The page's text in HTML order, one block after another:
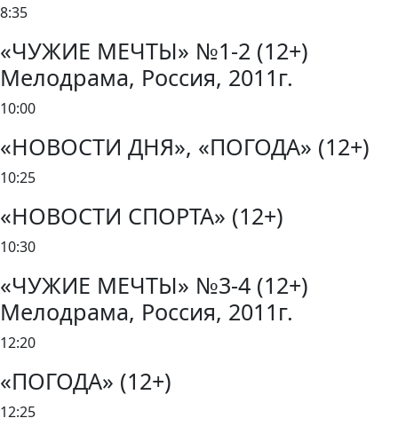
8:35
«ЧУЖИЕ МЕЧТЫ» №1-2 (12+)
Мелодрама, Россия, 2011г.
10:00
«НОВОСТИ ДНЯ», «ПОГОДА» (12+)
10:25
«НОВОСТИ СПОРТА» (12+)
10:30
«ЧУЖИЕ МЕЧТЫ» №3-4 (12+)
Мелодрама, Россия, 2011г.
12:20
«ПОГОДА» (12+)
12:25